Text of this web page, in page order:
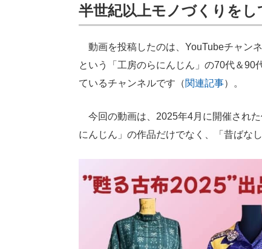
半世紀以上モノづくりを
動画を投稿したのは、YouTubeチャンネ
という「工房のらにんじん」の70代＆90
ているチャンネルです（関連記事）。
今回の動画は、2025年4月に開催された
にんじん」の作品だけでなく、「昔ばな